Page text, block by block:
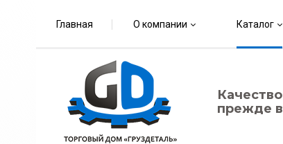
Главная О компании Каталог
прежде